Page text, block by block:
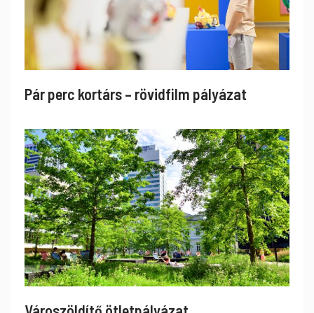
Pár perc kortárs – rövidfilm pályázat